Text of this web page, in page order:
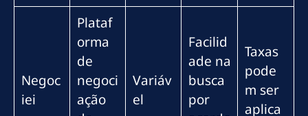
Negoc
iei
Plataf
orma
de
negoci
ação
Variáv
el
Facilid
ade na
busca
por
Taxas
pode
m ser
aplica